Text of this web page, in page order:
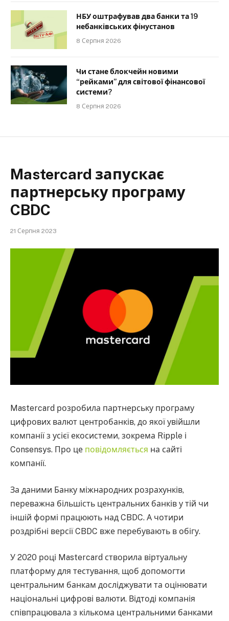
НБУ оштрафував два банки та 19
небанківських фінустанов
8 Серпня 2026
Чи стане блокчейн новими
“рейками” для світової фінансової
системи?
8 Серпня 2026
Mastercard запускає
партнерську програму
CBDC
21 Серпня 2023
Mastercard розробила партнерську програму
цифрових валют центробанків, до якої увійшли
компанії з усієї екосистеми, зокрема Ripple і
Consensys. Про це повідомляється на сайті
компанії.
За даними Банку міжнародних розрахунків,
переважна більшість центральних банків у тій чи
іншій формі працюють над CBDC. А чотири
роздрібні версії CBDC вже перебувають в обігу.
У 2020 році Mastercard створила віртуальну
платформу для тестування, щоб допомогти
центральним банкам досліджувати та оцінювати
національні цифрові валюти. Відтоді компанія
співпрацювала з кількома центральними банками